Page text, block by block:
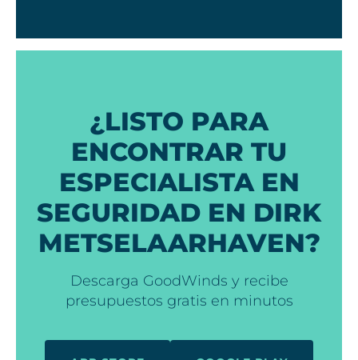
¿LISTO PARA
ENCONTRAR TU
ESPECIALISTA EN
SEGURIDAD EN DIRK
METSELAARHAVEN?
Descarga GoodWinds y recibe
presupuestos gratis en minutos